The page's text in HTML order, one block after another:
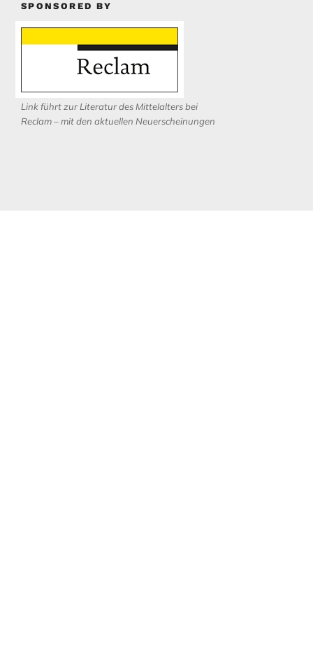
SPONSORED BY
Link führt zur Literatur des Mittelalters bei
Reclam – mit den aktuellen Neuerscheinungen